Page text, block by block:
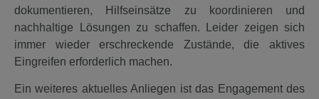
dokumentieren, Hilfseinsätze zu koordinieren und
nachhaltige Lösungen zu schaffen. Leider zeigen sich
immer wieder erschreckende Zustände, die aktives
Eingreifen erforderlich machen.
Ein weiteres aktuelles Anliegen ist das Engagement des